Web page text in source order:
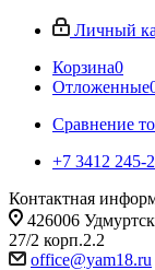
Личный
Корзина0
Отложенные
Сравнение
+7 3412 245-
Контактная
426006
27/2 корп.2.2
office@yam18.ru